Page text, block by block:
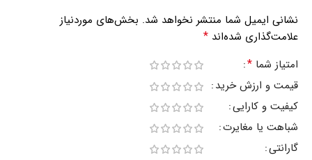
نشانی ایمیل شما منتشر نخواهد شد. بخش‌های موردنیاز
علامت‌گذاری شده‌اند *
امتیاز شما *
قیمت و ارزش خرید
کیفیت و کارایی
شباهت یا مغایرت
گارانتی